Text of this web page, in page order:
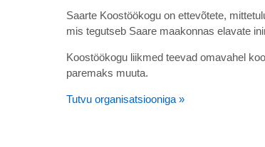
Saarte Koostöökogu on ettevõtete,
mis tegutseb Saare maakonnas elavate
Koostöökogu liikmed teevad omavahel
paremaks muuta.
Tutvu organisatsiooniga »